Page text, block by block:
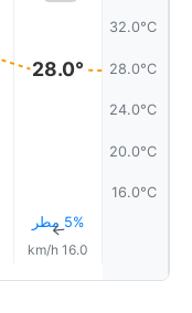
32.0°C
28.0°C
24.0°C
20.0°C
16.0°C
28.0°
5% مطر↑
16.0 km/h